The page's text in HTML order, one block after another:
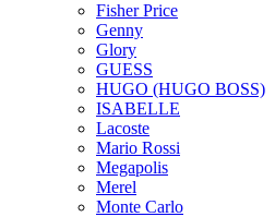
Fisher Price
Genny
Glory
GUESS
HUGO (HUGO BOSS)
ISABELLE
Lacoste
Mario Rossi
Megapolis
Merel
Monte Carlo